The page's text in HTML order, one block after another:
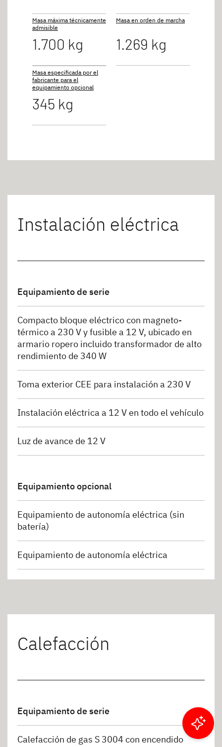
Masa máxima técnicamente
admisible
1.700 kg
Masa en orden de marcha
1.269 kg
Masa especificada por el
fabricante para el
equipamiento opcional
345 kg
Instalación eléctrica
Equipamiento de serie
Compacto bloque eléctrico con magneto-
térmico a 230 V y fusible a 12 V, ubicado en
armario ropero incluido transformador de alto
rendimiento de 340 W
Toma exterior CEE para instalación a 230 V
Instalación eléctrica a 12 V en todo el vehículo
Luz de avance de 12 V
Equipamiento opcional
Equipamiento de autonomía eléctrica (sin
batería)
Equipamiento de autonomía eléctrica
Calefacción
Equipamiento de serie
Calefacción de gas S 3004 con encendido